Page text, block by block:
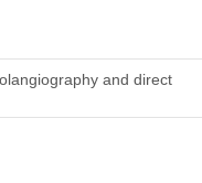
and direct